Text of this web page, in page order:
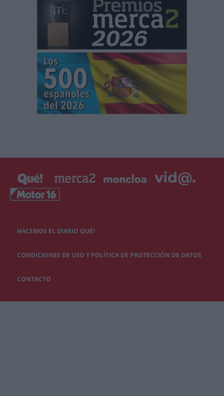
HACEMOS EL DIARIO QUÉ!
CONDICIONES DE USO Y POLÍTICA DE PROTECCIÓN DE DATOS
CONTACTO